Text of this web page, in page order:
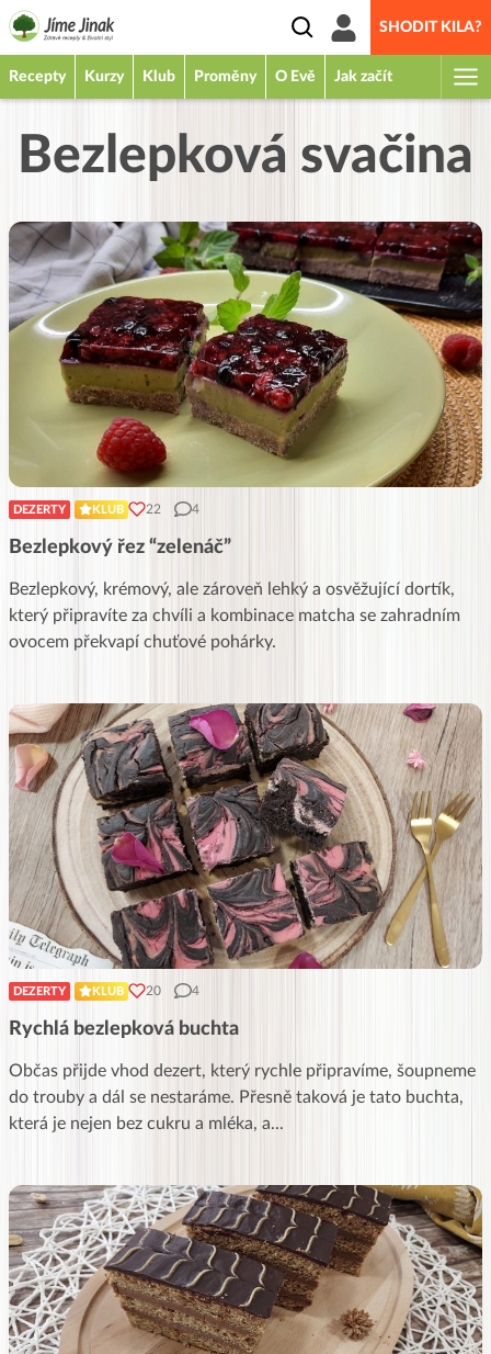
SHODIT KILA?
Recepty Kurzy Klub Proměny O Evě Jak začít
Bezlepková svačina
DEZERTY KLUB 22 4
Bezlepkový řez “zelenáč”
Bezlepkový, krémový, ale zároveň lehký a osvěžující dortík,
který připravíte za chvíli a kombinace matcha se zahradním
ovocem překvapí chuťové pohárky.
DEZERTY KLUB 20 4
Rychlá bezlepková buchta
Občas přijde vhod dezert, který rychle připravíme, šoupneme
do trouby a dál se nestaráme. Přesně taková je tato buchta,
která je nejen bez cukru a mléka, a...